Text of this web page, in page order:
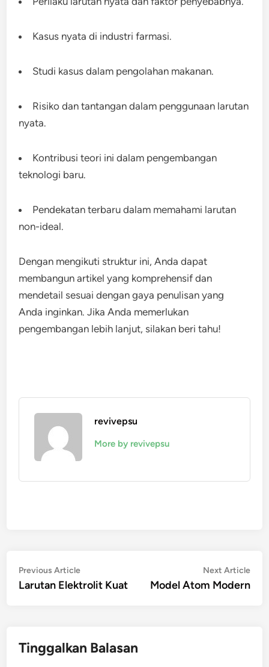
Kasus nyata di industri farmasi.
Studi kasus dalam pengolahan makanan.
Risiko dan tantangan dalam penggunaan larutan
nyata.
Kontribusi teori ini dalam pengembangan
teknologi baru.
Pendekatan terbaru dalam memahami larutan
non-ideal.
Dengan mengikuti struktur ini, Anda dapat
membangun artikel yang komprehensif dan
mendetail sesuai dengan gaya penulisan yang
Anda inginkan. Jika Anda memerlukan
pengembangan lebih lanjut, silakan beri tahu!
revivepsu
More by revivepsu
Navigasi
pos
Previous ArticlePrevious
article:
Larutan Elektrolit Kuat
Next Article
Model Atom Modern
Tinggalkan Balasan